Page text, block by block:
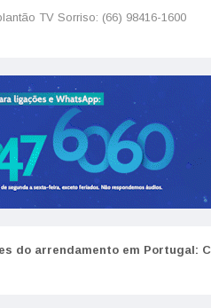
TV Sorriso: (66) 98416-1600
funciona o SNS para brasileiros